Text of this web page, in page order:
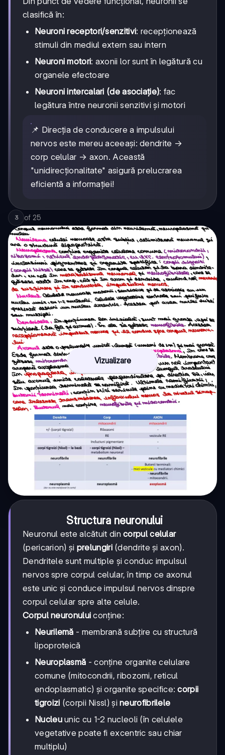
clasifică în:
Neuroni receptori/senzitivi: recepționează
stimuli din mediul extern sau intern
Neuroni motori: axonii lor sunt în legătură cu
organele efectoare
Neuroni intercalari (de asociație): fac
legătura între neuronii senzitivi și motori
📌 Direcția de conducere a impulsului
nervos este mereu aceeași: dendrite →
corp celular → axon. Această
"unidirecționalitate" asigură prelucrarea
eficientă a informației!
3 of 25
Vizualizare
Structura neuronului
Neuronul este alcătuit dincorpul celular
(pericarion) și prelungiri(dendrite și axon).
Dendritele sunt multiple și conduc impulsul
nervos spre corpul celular, în timp ce axonul
este unic și conduce impulsul nervos dinspre
corpul celular spre alte celule.
Corpul neuronului conține:
Neurilemă - membrană subțire cu structură
lipoproteică
Neuroplasmă - conține organite celulare
comune (mitocondrii, ribozomi, reticul
endoplasmatic) și organite specifice:corpii
tigroizi (corpii Nissl) șineurofibrilele
Nucleuunic cu 1-2 nucleoli (în celulele
vegetative poate fi excentric sau chiar
multiplu)